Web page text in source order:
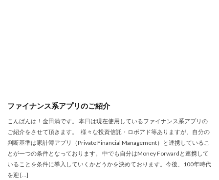
ファイナンス系アプリのご紹介
こんばんは！金田満です。 本日は現在使用しているファイナンス系アプリの
ご紹介をさせて頂きます。 様々な投資信託・ロボアド等ありますが、自分の
判断基準は家計簿アプリ（Private Financial Management）と連携しているこ
とが一つの条件となっております。 中でも自分はMoney Forwardと連携して
いることを条件に導入していくかどうかを決めております。今後、100年時代
を迎 […]